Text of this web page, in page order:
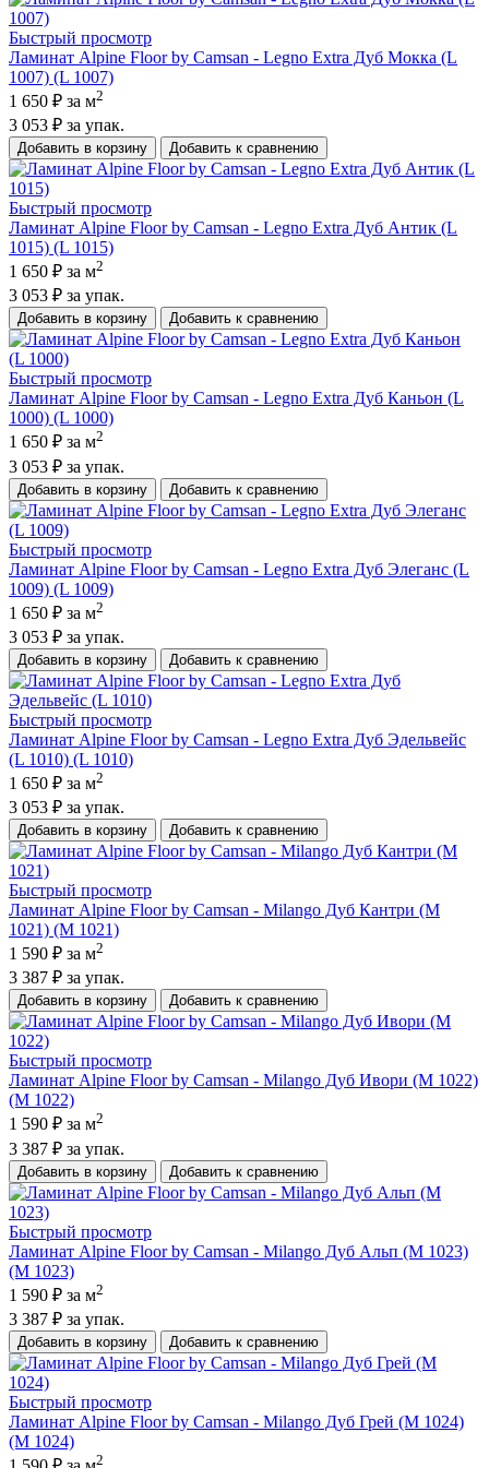
Быстрый просмотр
Ламинат Alpine Floor by Camsan - Legno Extra Дуб Мокка (L
1007) (L 1007)
1 650 ₽ за м2
3 053 ₽ за упак.
Добавить в корзину Добавить к сравнению
Быстрый просмотр
Ламинат Alpine Floor by Camsan - Legno Extra Дуб Антик (L
1015) (L 1015)
1 650 ₽ за м2
3 053 ₽ за упак.
Добавить в корзину Добавить к сравнению
Быстрый просмотр
Ламинат Alpine Floor by Camsan - Legno Extra Дуб Каньон (L
1000) (L 1000)
1 650 ₽ за м2
3 053 ₽ за упак.
Добавить в корзину Добавить к сравнению
Быстрый просмотр
Ламинат Alpine Floor by Camsan - Legno Extra Дуб Элеганс (L
1009) (L 1009)
1 650 ₽ за м2
3 053 ₽ за упак.
Добавить в корзину Добавить к сравнению
Быстрый просмотр
Ламинат Alpine Floor by Camsan - Legno Extra Дуб Эдельвейс
(L 1010) (L 1010)
1 650 ₽ за м2
3 053 ₽ за упак.
Добавить в корзину Добавить к сравнению
Быстрый просмотр
Ламинат Alpine Floor by Camsan - Milango Дуб Кантри (M
1021) (M 1021)
1 590 ₽ за м2
3 387 ₽ за упак.
Добавить в корзину Добавить к сравнению
Быстрый просмотр
Ламинат Alpine Floor by Camsan - Milango Дуб Ивори (M 1022)
(M 1022)
1 590 ₽ за м2
3 387 ₽ за упак.
Добавить в корзину Добавить к сравнению
Быстрый просмотр
Ламинат Alpine Floor by Camsan - Milango Дуб Альп (M 1023)
(M 1023)
1 590 ₽ за м2
3 387 ₽ за упак.
Добавить в корзину Добавить к сравнению
Быстрый просмотр
Ламинат Alpine Floor by Camsan - Milango Дуб Грей (M 1024)
(M 1024)
2